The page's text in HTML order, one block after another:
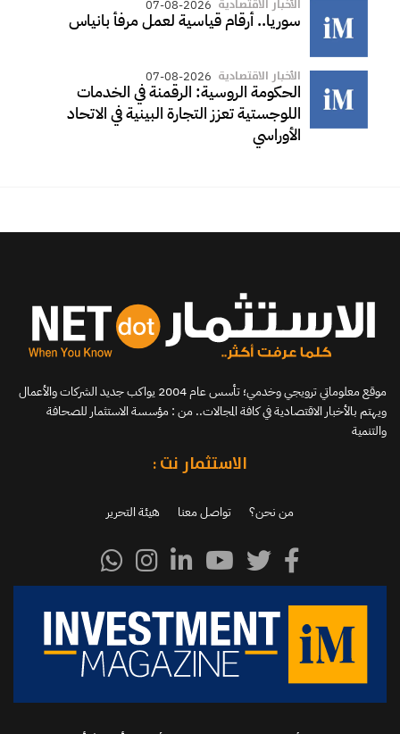
الأخبار الاقتصادية 07-08-2026
سوريا.. أرقام قياسية لعمل مرفأ بانياس
الأخبار الاقتصادية 07-08-2026
الحكومة الروسية: الرقمنة في الخدمات
اللوجستية تعزز التجارة البينية في الاتحاد
الأوراسي
موقع معلوماتي ترويجي وخدمي؛ تأسس عام 2004 يواكب جديد الشركات والأعمال
ويهتم بالأخبار الاقتصادية في كافة المجالات.. من : مؤسسة الاستثمار للصحافة
والتنمية
الاستثمار نت :
من نحن؟ تواصل معنا هيئة التحرير